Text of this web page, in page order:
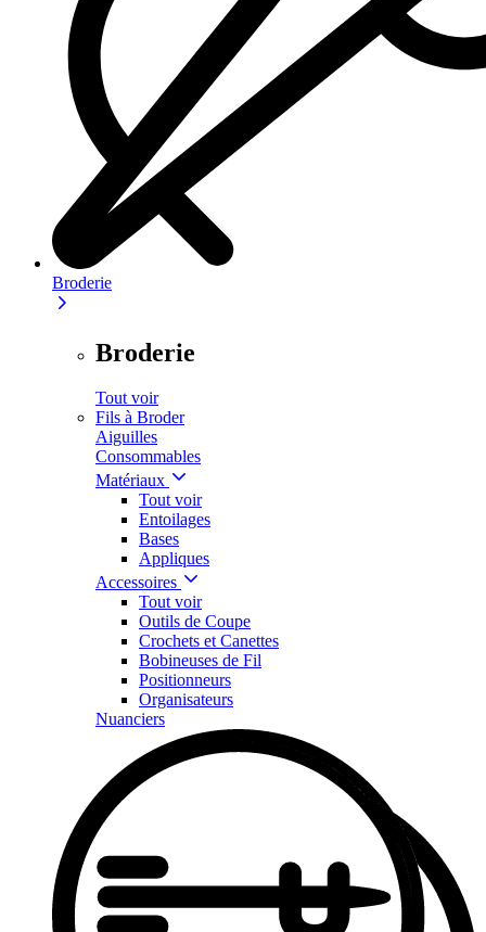
Broderie
Broderie
Tout voir
Fils à Broder
Aiguilles
Consommables
Matériaux
Tout voir
Entoilages
Bases
Appliques
Accessoires
Tout voir
Outils de Coupe
Crochets et Canettes
Bobineuses de Fil
Positionneurs
Organisateurs
Nuanciers